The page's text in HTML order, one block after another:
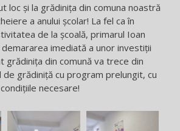
loc și la grădinița din comuna noastră
a anului școlar! La fel ca în
de la școală, primarul Ioan
demararea imediată a unor investiții
grădinița din comună va trece din
grădiniță cu program prelungit, cu
necesare!